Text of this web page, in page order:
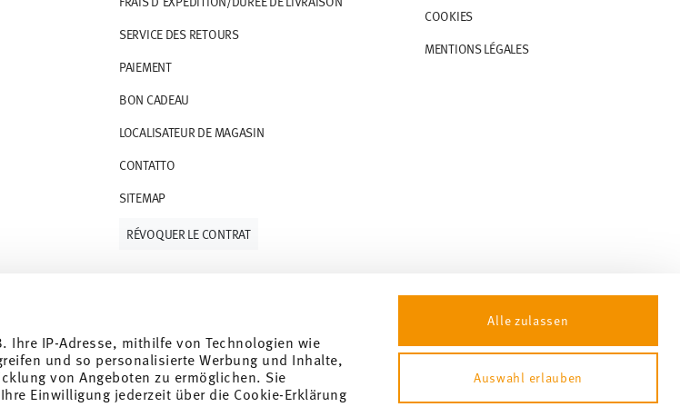
Ihre IP-Adresse, mithilfe von Technologien wie
und so personalisierte Werbung und Inhalte,
von Angeboten zu ermöglichen. Sie
Einwilligung jederzeit über die Cookie-Erklärung
Alle zulassen
Auswahl erlauben
commande
pouvez consulter
SERVICE DES RETOURS
PAIEMENT
BON CADEAU
LOCALISATEUR DE MAGASIN
CONTATTO
SITEMAP
COOKIES
MENTIONS LÉGALES
RÉVOQUER LE CONTRAT